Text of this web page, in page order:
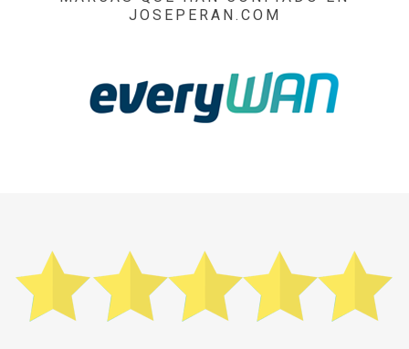
JOSEPERAN.COM